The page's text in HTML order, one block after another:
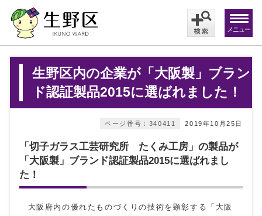
メニュー
生野区内の企業が「大阪製」ブラン
ド認証製品2015に選ばれました！
2019年10月25日
ページ番号：340411
「切子ガラス工芸研究所 たくみ工房」の製品が
「大阪製」ブランド認証製品2015に選ばれまし
た！
大阪府内の優れたものづくりの技術を顕彰する「大阪